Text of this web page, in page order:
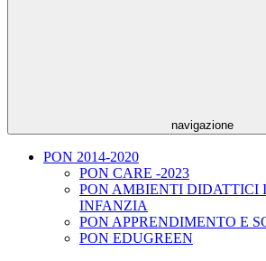
navigazione
PON 2014-2020
PON CARE -2023
PON AMBIENTI DIDATTICI
INFANZIA
PON APPRENDIMENTO E
PON EDUGREEN